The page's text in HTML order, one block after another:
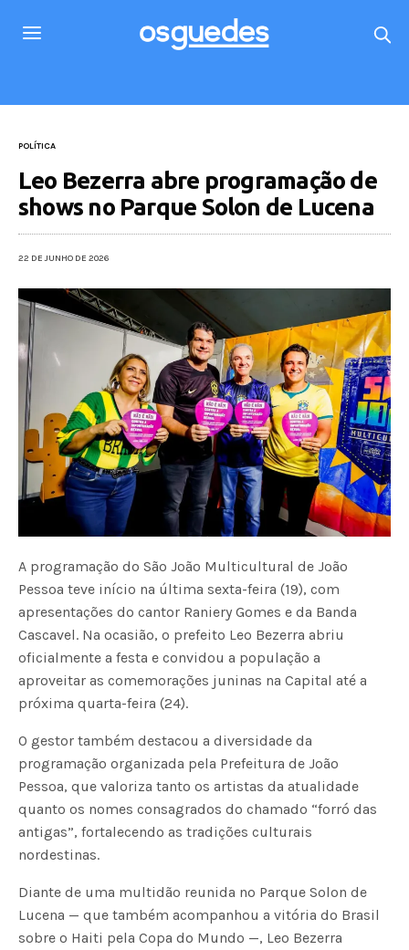
POLÍTICA
Leo Bezerra abre programação de
shows no Parque Solon de Lucena
22 DE JUNHO DE 2026
A programação do São João Multicultural de João
Pessoa teve início na última sexta-feira (19), com
apresentações do cantor Raniery Gomes e da Banda
Cascavel. Na ocasião, o prefeito Leo Bezerra abriu
oficialmente a festa e convidou a população a
aproveitar as comemorações juninas na Capital até a
próxima quarta-feira (24).
O gestor também destacou a diversidade da
programação organizada pela Prefeitura de João
Pessoa, que valoriza tanto os artistas da atualidade
quanto os nomes consagrados do chamado “forró das
antigas”, fortalecendo as tradições culturais
nordestinas.
Diante de uma multidão reunida no Parque Solon de
Lucena — que também acompanhou a vitória do Brasil
sobre o Haiti pela Copa do Mundo —, Leo Bezerra